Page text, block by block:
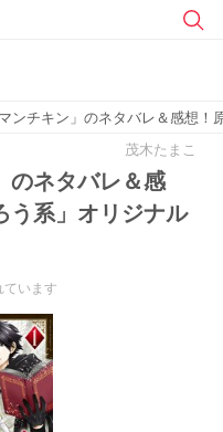
ンチキン」のネタバレ＆感想
茂木たまこ
のネタバレ＆感
う系」オリジナル
ています